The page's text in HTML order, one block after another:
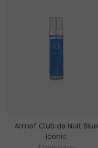
Armaf Club de Nuit Blue
Iconic